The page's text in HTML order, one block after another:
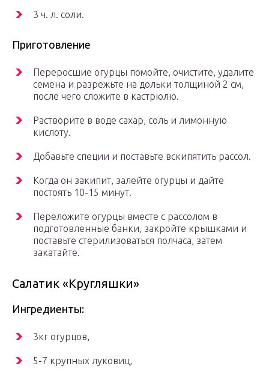
3 ч. л. соли.
Приготовление
Переросшие огурцы помойте, очистите, удалите
семена и разрежьте на дольки толщиной 2 см,
после чего сложите в кастрюлю.
Растворите в воде сахар, соль и лимонную
кислоту.
Добавьте специи и поставьте вскипятить рассол.
Когда он закипит, залейте огурцы и дайте
постоять 10-15 минут.
Переложите огурцы вместе с рассолом в
подготовленные банки, закройте крышками и
поставьте стерилизоваться полчаса, затем
закатайте.
Салатик «Кругляшки»
Ингредиенты:
3кг огурцов,
5-7 крупных луковиц,